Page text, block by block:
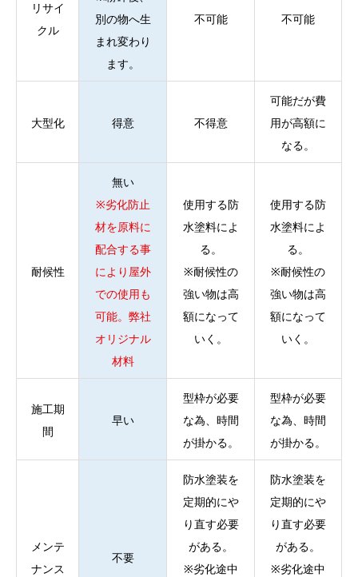
リサイ
クル
別の物へ生
まれ変わり
ます。
不可能 不可能
大型化 得意 不得意
可能だが費
用が高額に
なる。
耐候性
無い
※劣化防止
材を原料に
配合する事
により屋外
での使用も
可能。弊社
オリジナル
材料
使用する防
水塗料によ
る。
※耐候性の
強い物は高
額になって
いく。
使用する防
水塗料によ
る。
※耐候性の
強い物は高
額になって
いく。
施工期
間
早い
型枠が必要
な為、時間
が掛かる。
型枠が必要
な為、時間
が掛かる。
メンテ
ナンス
不要
防水塗装を
定期的にや
り直す必要
がある。
※劣化途中
防水塗装を
定期的にや
り直す必要
がある。
※劣化途中